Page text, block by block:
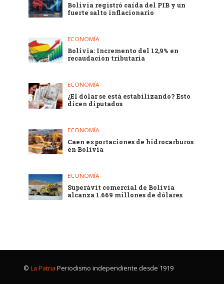
Bolivia registró caída del PIB y un
fuerte salto inflacionario
ECONOMÍA
Bolivia: Incremento del 12,9% en
recaudación tributaria
ECONOMÍA
¿El dólar se está estabilizando? Esto
dicen diputados
ECONOMÍA
Caen exportaciones de hidrocarburos
en Bolivia
ECONOMÍA
Superávit comercial de Bolivia
alcanza 1.669 millones de dólares
© La Patria Periodismo independiente desde 1919